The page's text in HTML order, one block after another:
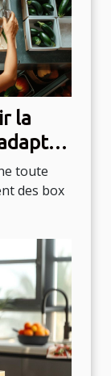
la
toute
des box